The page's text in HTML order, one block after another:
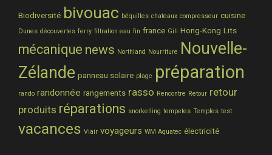
Biodiversité bivouac béquilles chateaux compresseur cuisine
Dunes découvertes ferry filtration eau fin france Gili Hong-Kong Lits
mécanique news Northland Nourriture Nouvelle-
Zélande panneau solaire plage préparation
rando randonnée rangements rasso Rencontre Retour retour
produits réparations snorkelling tempetes Temples test
vacances Viair voyageurs WM Aquatec électricité